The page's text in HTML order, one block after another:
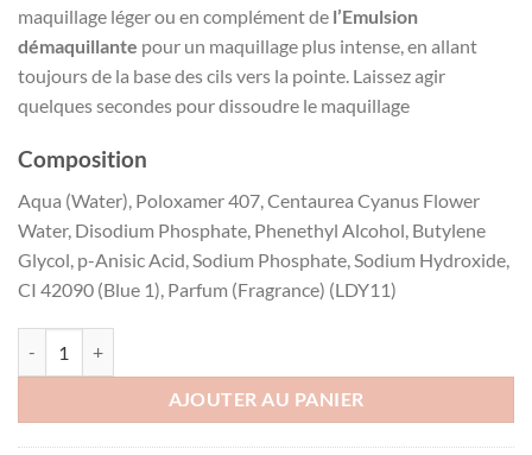
maquillage léger ou en complément de l’Emulsion
démaquillante pour un maquillage plus intense, en allant
toujours de la base des cils vers la pointe. Laissez agir
quelques secondes pour dissoudre le maquillage
Composition
Aqua (Water), Poloxamer 407, Centaurea Cyanus Flower
Water, Disodium Phosphate, Phenethyl Alcohol, Butylene
Glycol, p-Anisic Acid, Sodium Phosphate, Sodium Hydroxide,
CI 42090 (Blue 1), Parfum (Fragrance) (LDY11)
AJOUTER AU PANIER